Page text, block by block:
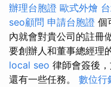
辦理台胞證 歐式外燴
seo顧問 申請台胞證 個
內就會對貴公司的註冊
要創辦人和董事總經理
local seo 律師會簽後
還有一些任務。 數位行